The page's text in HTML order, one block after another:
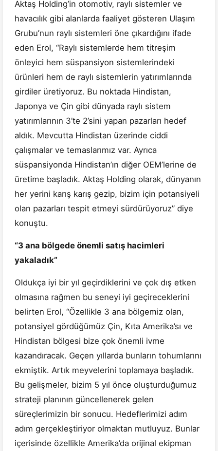
Aktaş Holding’in otomotiv, raylı sistemler ve
havacılık gibi alanlarda faaliyet gösteren Ulaşım
Grubu’nun raylı sistemleri öne çıkardığını ifade
eden Erol, “Raylı sistemlerde hem titreşim
önleyici hem süspansiyon sistemlerindeki
ürünleri hem de raylı sistemlerin yatırımlarında
girdiler üretiyoruz. Bu noktada Hindistan,
Japonya ve Çin gibi dünyada raylı sistem
yatırımlarının 3’te 2’sini yapan pazarları hedef
aldık. Mevcutta Hindistan üzerinde ciddi
çalışmalar ve temaslarımız var. Ayrıca
süspansiyonda Hindistan’ın diğer OEM’lerine de
üretime başladık. Aktaş Holding olarak, dünyanın
her yerini karış karış gezip, bizim için potansiyeli
olan pazarları tespit etmeyi sürdürüyoruz” diye
konuştu.
“3 ana bölgede önemli satış hacimleri
yakaladık”
Oldukça iyi bir yıl geçirdiklerini ve çok dış etken
olmasına rağmen bu seneyi iyi geçireceklerini
belirten Erol, “Özellikle 3 ana bölgemiz olan,
potansiyel gördüğümüz Çin, Kıta Amerika’sı ve
Hindistan bölgesi bize çok önemli ivme
kazandıracak. Geçen yıllarda bunların tohumlarını
ekmiştik. Artık meyvelerini toplamaya başladık.
Bu gelişmeler, bizim 5 yıl önce oluşturduğumuz
strateji planının güncellenerek gelen
süreçlerimizin bir sonucu. Hedeflerimizi adım
adım gerçekleştiriyor olmaktan mutluyuz. Bunlar
içerisinde özellikle Amerika’da orijinal ekipman